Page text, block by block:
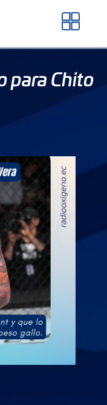
para Chito